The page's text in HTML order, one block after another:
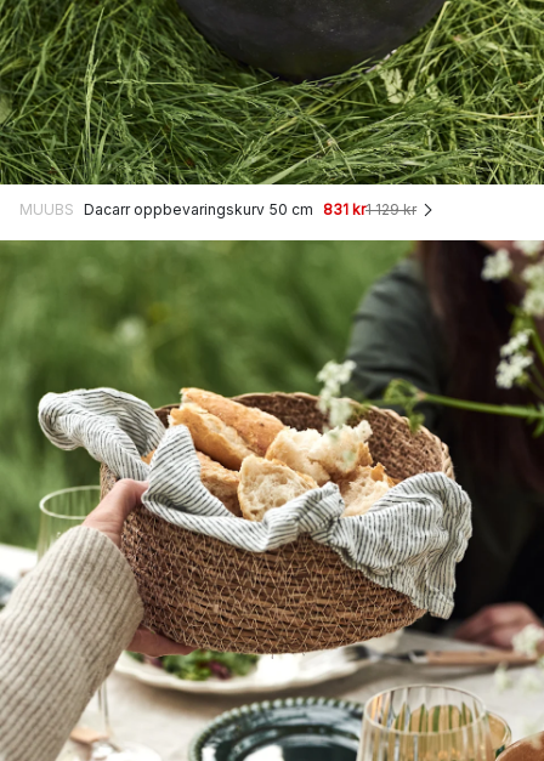
MUUBS Dacarr oppbevaringskurv 50 cm 831 kr1 129 kr